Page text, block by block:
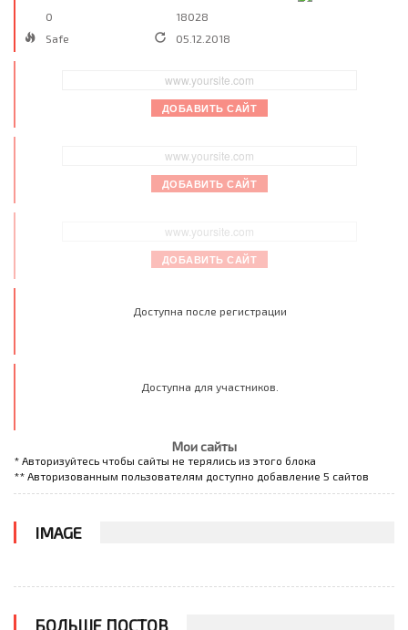
0
18028
Safe
05.12.2018
ДОБАВИТЬ САЙТ
ДОБАВИТЬ САЙТ
ДОБАВИТЬ САЙТ
Доступна после регистрации
Доступна для участников.
Мои сайты
* Авторизуйтесь чтобы сайты не терялись из этого блока
** Авторизованным пользователям доступно добавление 5 сайтов
IMAGE
БОЛЬШЕ ПОСТОВ